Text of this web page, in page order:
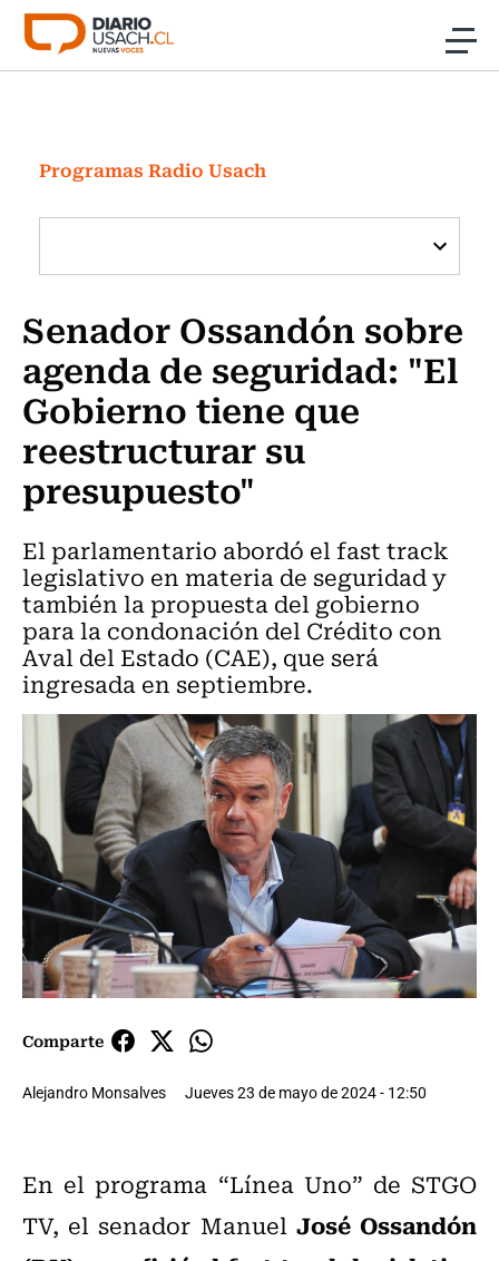
Click acá para ir directamente al contenido
Investigación
Cultura
Programas Radio y TV Usach
Programas Radio Usach
Senador Ossandón sobre
agenda de seguridad: "El
Gobierno tiene que
reestructurar su
presupuesto"
El parlamentario abordó el fast track
legislativo en materia de seguridad y
también la propuesta del gobierno
para la condonación del Crédito con
Aval del Estado (CAE), que será
ingresada en septiembre.
Comparte
Alejandro Monsalves Jueves 23 de mayo de 2024 - 12:50
En el programa “Línea Uno” de STGO
TV, el senador Manuel José Ossandón